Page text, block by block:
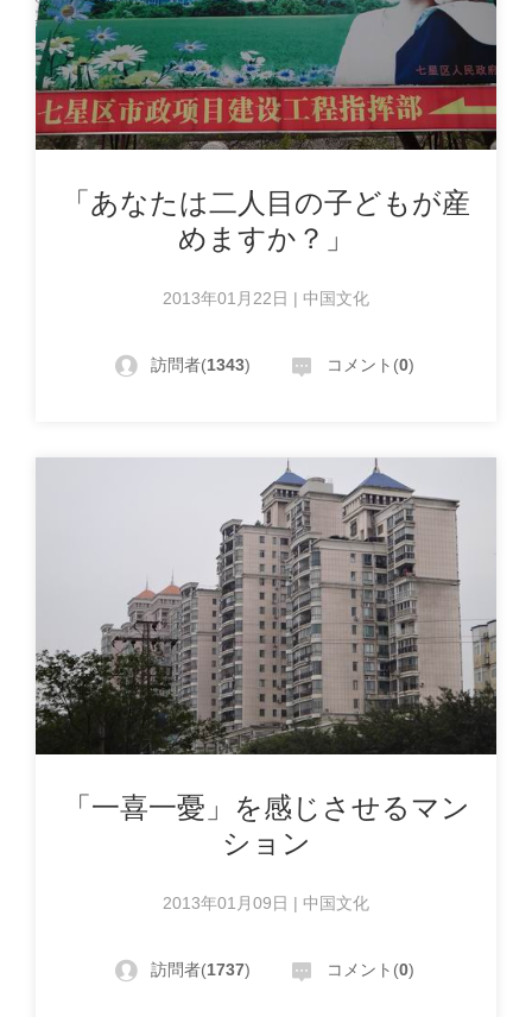
「あなたは二人目の子どもが産
めますか？」
2013年01月22日 | 中国文化
訪問者(1343) コメント(0)
「一喜一憂」を感じさせるマン
ション
2013年01月09日 | 中国文化
訪問者(1737) コメント(0)